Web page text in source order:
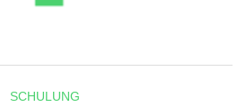
SCHULUNG